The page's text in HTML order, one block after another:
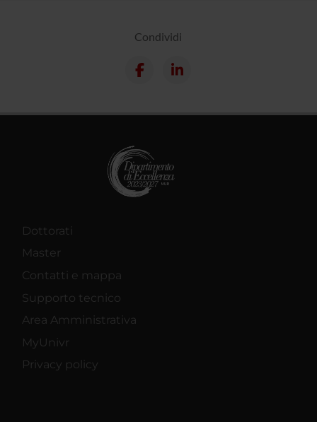
Condividi
Dottorati
Master
Contatti e mappa
Supporto tecnico
Area Amministrativa
MyUnivr
Privacy policy